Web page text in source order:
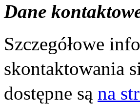
Dane
Szczegółowe
skontaktowania
dostępne są na